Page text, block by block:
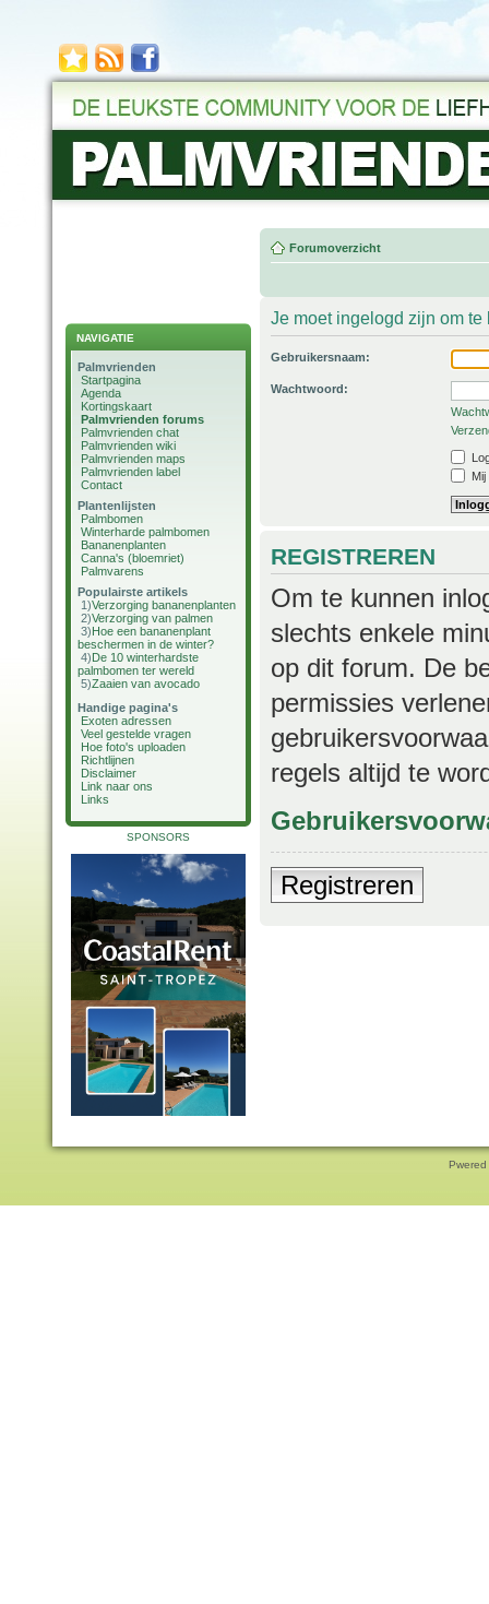
NAVIGATIE
Palmvrienden
Startpagina
Agenda
Kortingskaart
Palmvrienden forums
Palmvrienden chat
Palmvrienden wiki
Palmvrienden maps
Palmvrienden label
Contact
Plantenlijsten
Palmbomen
Winterharde palmbomen
Bananenplanten
Canna's (bloemriet)
Palmvarens
Populairste artikels
1)Verzorging bananenplanten
2)Verzorging van palmen
3)Hoe een bananenplant
beschermen in de winter?
4)De 10 winterhardste
palmbomen ter wereld
5)Zaaien van avocado
Handige pagina's
Exoten adressen
Veel gestelde vragen
Hoe foto's uploaden
Richtlijnen
Disclaimer
Link naar ons
Links
SPONSORS
Forumoverzicht
Je moet ingelogd zijn om
Gebruikersnaam:
Wachtwoord:
REGISTREREN
Om te kunnen
slechts enkele
op dit forum. De
permissies
regels altijd te
Registreren